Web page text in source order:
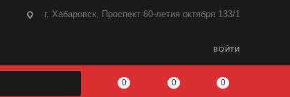
г. Хабаровск, Проспект 60-летия октября 133/1
ВОЙТИ
0 0 0